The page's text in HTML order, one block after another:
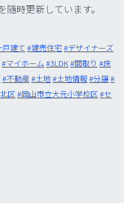
時更新しています。
建て‬ ‪#‎建売住宅‬‪#‎デザイナーズ
‪#‎マイホーム‬ ‪#‎3LDK‬‪#‎間取り‬ ‪#‎床
‪#‎不動産‬‪#‎土地‬‪#‎土地情報‬ ‪#‎分譲‬‪#‎
区‬‪#‎岡山市立大元小学校区‬‪#‎セ